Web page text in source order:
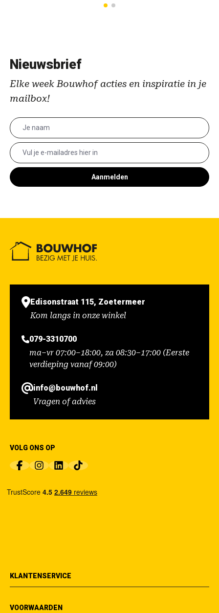
Nieuwsbrief
Elke week Bouwhof acties en inspiratie in je
mailbox!
Aanmelden
Edisonstraat 115, Zoetermeer
Kom langs in onze winkel
079-3310700
ma–vr 07:00–18:00, za 08:30–17:00 (Eerste
verdieping vanaf 09:00)
info@bouwhof.nl
Vragen of advies
VOLG ONS OP
KLANTENSERVICE
VOORWAARDEN